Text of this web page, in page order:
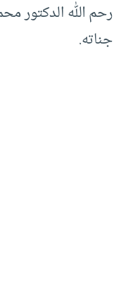
رحم الله الدكتور
جناته.